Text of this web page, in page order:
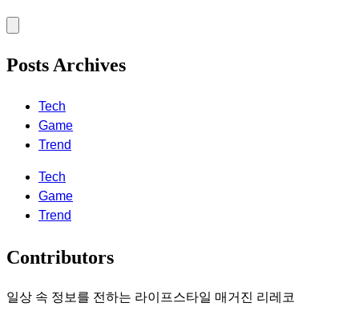
Posts Archives
Tech
Game
Trend
Tech
Game
Trend
Contributors
일상 속 정보를 전하는 라이프스타일 매거진 리레코